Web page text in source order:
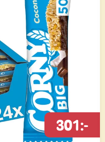
301:-